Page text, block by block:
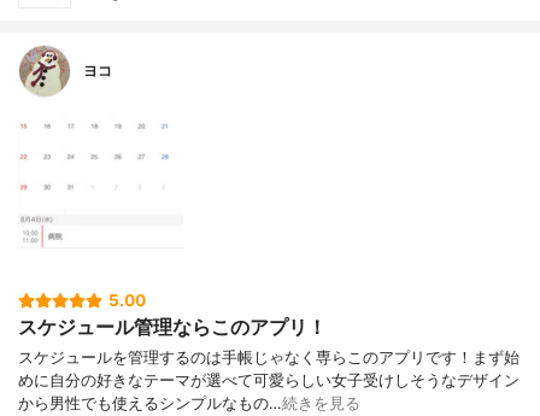
ヨコ
5.00
スケジュール管理ならこのアプリ！
スケジュールを管理するのは手帳じゃなく専らこのアプリです！まず始
めに自分の好きなテーマが選べて可愛らしい女子受けしそうなデザイン
から男性でも使えるシンプルなもの…続きを見る